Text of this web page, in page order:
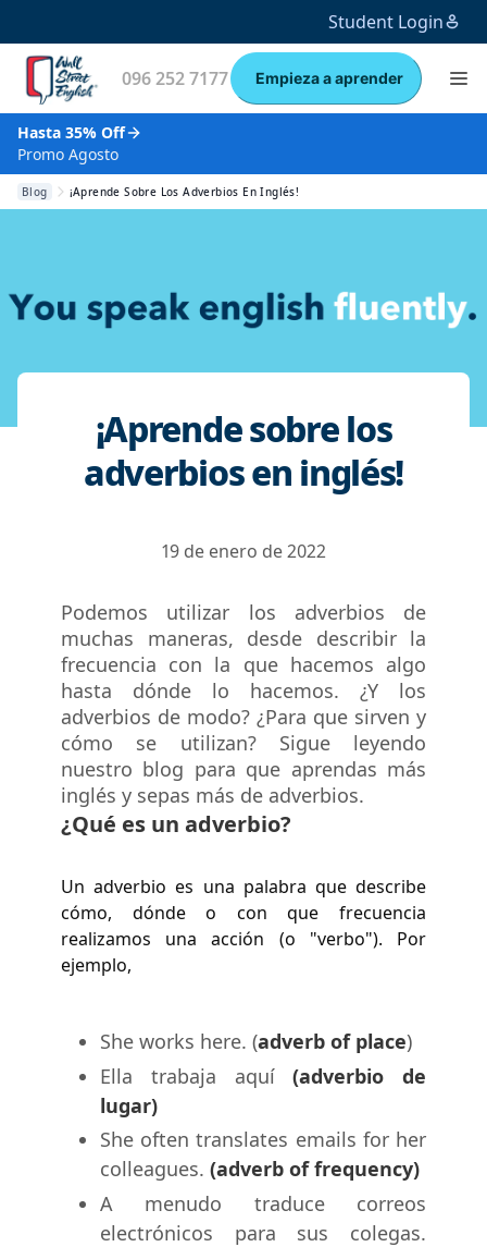
Student Login
096 252 7177 Empieza a aprender
Hasta 35% Off
Promo Agosto
Blog ¡Aprende Sobre Los Adverbios En Inglés!
¡Aprende sobre los
adverbios en inglés!
19 de enero de 2022
Podemos utilizar los adverbios de
muchas maneras, desde describir la
frecuencia con la que hacemos algo
hasta dónde lo hacemos. ¿Y los
adverbios de modo? ¿Para que sirven y
cómo se utilizan? Sigue leyendo
nuestro blog para que aprendas más
inglés y sepas más de adverbios.
¿Qué es un adverbio?
Un adverbio es una palabra que describe
cómo, dónde o con que frecuencia
realizamos una acción (o "verbo"). Por
ejemplo,
She works here. (adverb of place)
Ella trabaja aquí(adverbio de
lugar)
She often translates emails for her
colleagues. (adverb of frequency)
A menudo traduce correos
electrónicos para sus colegas.